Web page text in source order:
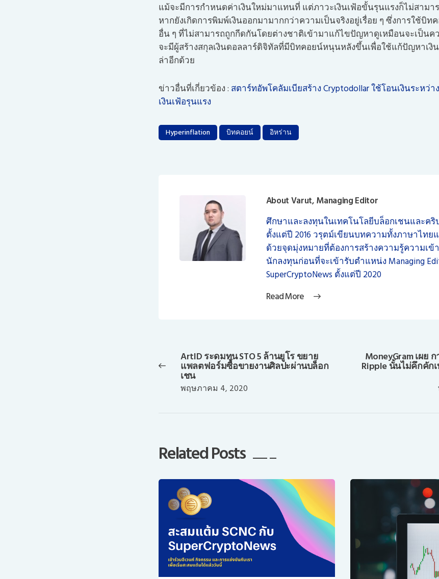
แม้จะมีการกำหนดค่าเงินใหม่มาแทนที่ แต่ภาวะเงินเฟ้อขั้นรุนแรงก็ไม่สาม
หากยังเกิดการพิมพ์เงินออกมามากกว่าความเป็นจริงอยู่เรื่อย ๆ ซึ่งการใช้บิท
อื่น ๆ ที่ไม่สามารถถูกกีดกันโดยต่างชาติเข้ามาแก้ไขปัญหาดูเหมือนจะเป็นค
จะมีผู้สร้างสกุลเงินดอลลาร์ดิจิทัลที่มีบิทคอยน์หนุนหลังขึ้นเพื่อใช้แก้ปัญหาเงิน
ล่าอีกด้วย
ข่าวอื่นที่เกี่ยวข้อง : สตาร์ทอัพโคลัมเบียสร้าง Cryptodollar ใช้โอนเงินระหว่
เงินเฟ้อรุนแรง
Hyperinflation บิทคอยน์ อิหร่าน
About Varut, Managing Editor
ศึกษาและลงทุนในเทคโนโลยีบล็อกเชนและคริ
ตั้งแต่ปี 2016 วรุตม์เขียนบทความทั้งภาษาไทย
ด้วยจุดมุ่งหมายที่ต้องการสร้างความรู้ความเข้
นักลงทุนก่อนที่จะเข้ารับตำแหน่ง Managing
SuperCryptoNews ตั้งแต่ปี 2020
Read More
เรื่องPrevious
post:
ArtID ระดมทุน STO 5 ล้านยูโร ขยาย
แพลตฟอร์มซื้อขายงานศิลปะผ่านบล็อก
เชน
พฤษภาคม 4, 2020
MoneyGram เผย
Ripple นั้นไม่คึกคัก
Related Posts